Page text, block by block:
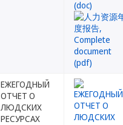
ЕЖЕГОДНЫЙ
ОТЧЕТ О
ЛЮДСКИХ
РЕСУРСАХ